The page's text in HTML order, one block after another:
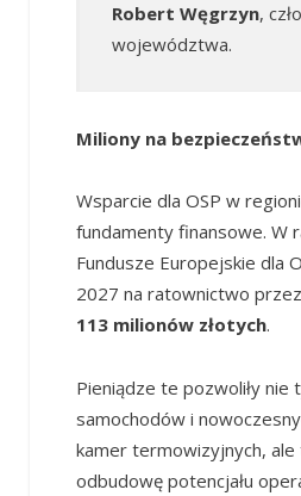
Robert Węgrzyn,
województwa.
Miliony na
Wsparcie dla OSP w
fundamenty finansowe. W
Fundusze Europejskie dla
2027 na ratownictwo
113 milionów złotych.
Pieniądze te pozwoliły nie
samochodów i
kamer termowizyjnych, ale
odbudowę potencjału